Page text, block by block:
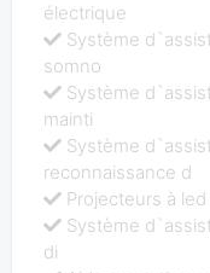
électrique
Système
somno
Système
mainti
Système
reconnaissance d
Projecteurs à led
Système
di